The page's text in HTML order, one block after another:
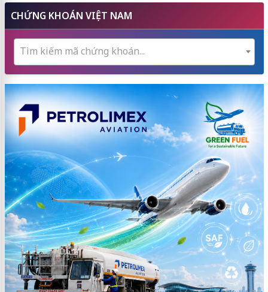
CHỨNG KHOÁN VIỆT NAM
Tìm kiếm mã chứng khoán...